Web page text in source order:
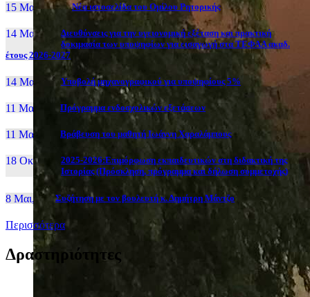
15 Μαι, 2026 Νέα ιστοσελίδα του Ομίλου Ρητορικής
14 Μαι, 26
Διευθύνσεις για την υγειονομική εξέταση και πρακτική
δοκιμασία των υποψηφίων για εισαγωγή στα ΤΕΦΑΑ ακαδ.
έτους 2026-2027
14 Μαι, 26 Yποβολή μηχανογραφικού για υποψηφίους 5%
11 Μαι, 26 Πρόγραμμα ενδοσχολικών εξετάσεων
11 Μαι, 26 Βράβευση του μαθητή Ιωάννη Χαραλάμπους
18 Οκτ, 25
2025-2026:Επιμόρφωση εκπαιδευτικών στη διδακτική της
Ιστορίας (Πρόσκληση, πρόγραμμα και δήλωση συμμετοχής)
8 Μαι, 26 Συζήτηση με τον βουλευτή κ. Δημήτρη Μάντζο
Περισσότερα
Δραστηριότητες